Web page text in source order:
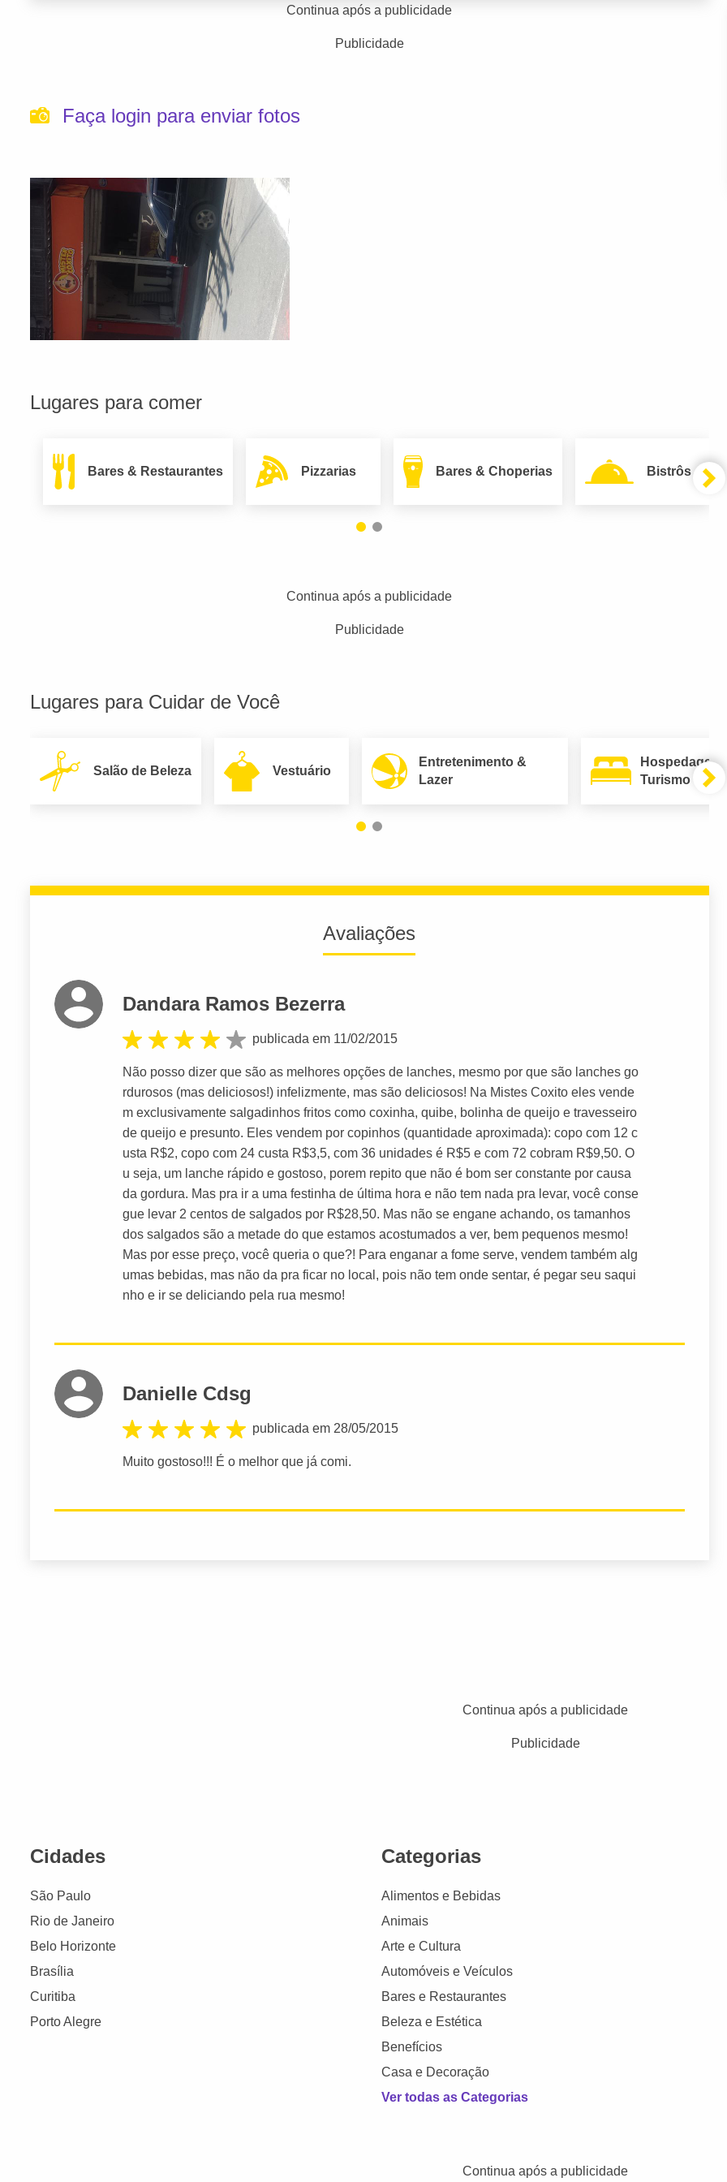
Continua após a publicidade
Publicidade
Faça login para enviar fotos
Lugares para comer
Bares & Restaurantes Pizzarias Bares & Choperias Bistrôs
Continua após a publicidade
Publicidade
Lugares para Cuidar de Você
Salão de Beleza Vestuário
Entretenimento &
Lazer
Hospedagem
Turismo
Avaliações
Dandara Ramos Bezerra
publicada em 11/02/2015
Não posso dizer que são as melhores opções de lanches, mesmo por que são lanches go
rdurosos (mas deliciosos!) infelizmente, mas são deliciosos! Na Mistes Coxito eles vende
m exclusivamente salgadinhos fritos como coxinha, quibe, bolinha de queijo e travesseiro
de queijo e presunto. Eles vendem por copinhos (quantidade aproximada): copo com 12 c
usta R$2, copo com 24 custa R$3,5, com 36 unidades é R$5 e com 72 cobram R$9,50. O
u seja, um lanche rápido e gostoso, porem repito que não é bom ser constante por causa
da gordura. Mas pra ir a uma festinha de última hora e não tem nada pra levar, você conse
gue levar 2 centos de salgados por R$28,50. Mas não se engane achando, os tamanhos
dos salgados são a metade do que estamos acostumados a ver, bem pequenos mesmo!
Mas por esse preço, você queria o que?! Para enganar a fome serve, vendem também alg
umas bebidas, mas não da pra ficar no local, pois não tem onde sentar, é pegar seu saqui
nho e ir se deliciando pela rua mesmo!
Danielle Cdsg
publicada em 28/05/2015
Muito gostoso!!! É o melhor que já comi.
Continua após a publicidade
Publicidade
Cidades
São Paulo
Rio de Janeiro
Belo Horizonte
Brasília
Curitiba
Porto Alegre
Categorias
Alimentos e Bebidas
Animais
Arte e Cultura
Automóveis e Veículos
Bares e Restaurantes
Beleza e Estética
Benefícios
Casa e Decoração
Ver todas as Categorias
Continua após a publicidade